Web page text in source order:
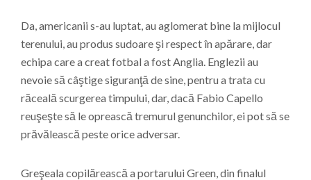
Da, americanii s-au luptat, au aglomerat bine la mijlocul
terenului, au produs sudoare şi respect în apărare, dar
echipa care a creat fotbal a fost Anglia. Englezii au
nevoie să câştige siguranţă de sine, pentru a trata cu
răceală scurgerea timpului, dar, dacă Fabio Capello
reuşeşte să le oprească tremurul genunchilor, ei pot să se
prăvălească peste orice adversar.
Greşeala copilărească a portarului Green, din finalul